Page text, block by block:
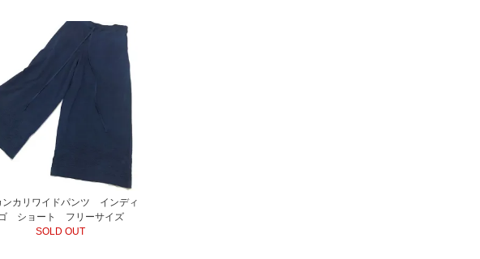
ンカリワイドパンツ インディ
ショート フリーサイズ
SOLD OUT